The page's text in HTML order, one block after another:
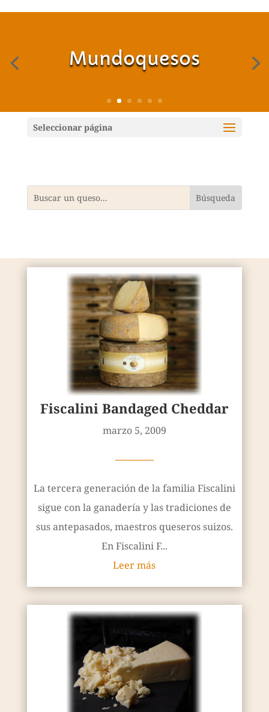
Mundoquesos
Seleccionar página
Fiscalini Bandaged Cheddar
marzo 5, 2009
————
La tercera generación de la familia Fiscalini
sigue con la ganadería y las tradiciones de
sus antepasados, maestros queseros suizos.
En Fiscalini F...
Leer más